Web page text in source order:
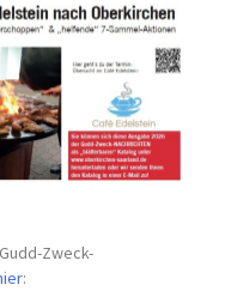
Zweck-
: